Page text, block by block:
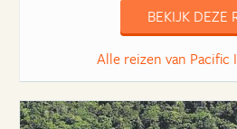
BEKIJK DEZE
Alle reizen van Pacific